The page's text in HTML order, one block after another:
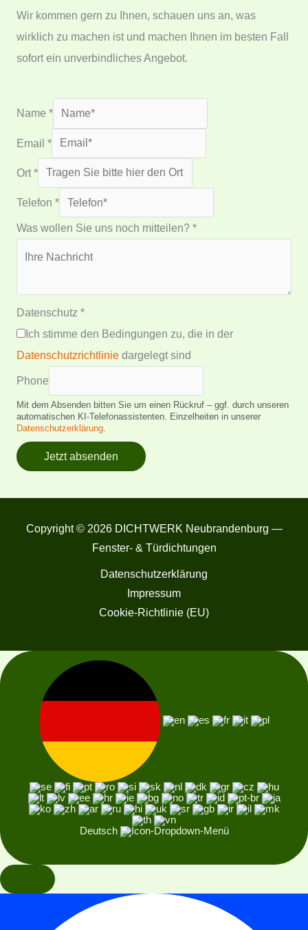
Wir kommen gern zu Ihnen, schauen uns an, was
wirklich zu machen ist und machen Ihnen im besten Fall
sofort ein unverbindliches Angebot.
Name *
Email *
Ort*
Telefon *
Was wollen Sie uns noch mitteilen? *
Datenschutz *
Ich stimme den Bedingungen zu, die in der
Datenschutzrichtlinie dargelegt sind
Phone
Mit dem Absenden bitten Sie um einen Rückruf – ggf. durch unseren
automatischen KI-Telefonassistenten. Einzelheiten in unserer
Datenschutzerklärung.
Jetzt absenden
Copyright © 2026 DICHTWERK Neubrandenburg —
Fenster- & Türdichtungen
Datenschutzerklärung
Impressum
Cookie-Richtlinie (EU)
Deutsch